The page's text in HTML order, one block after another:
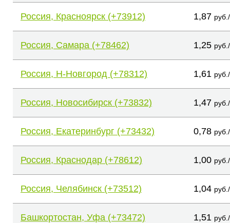
Россия, Красноярск (+73912) 1,87
Россия, Самара (+78462) 1,25
Россия, Н-Новгород (+78312) 1,61
Россия, Новосибирск (+73832) 1,47
Россия, Екатеринбург (+73432) 0,78
Россия, Краснодар (+78612) 1,00
Россия, Челябинск (+73512) 1,04
Башкортостан, Уфа (+73472) 1,51